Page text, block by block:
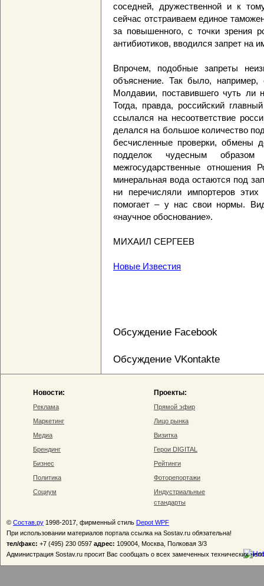
соседней, дружественной и к
сейчас отстраиваем единое
за повышенного, с точки зрения
антибиотиков, вводился запрет на
Впрочем, подобные запреты
объяснение. Так было,
Молдавии, поставившего чуть ли
Тогда, правда, российский
ссылался на несоответствие
делался на большое количество
бесчисленные проверки, обмены
подделок чудесным
межгосударственные
минеральная вода остаются под
ни перечисляли импортеров
помогает – у нас свои нормы.
«научное обоснование».
МИХАИЛ СЕРГЕЕВ
Новые Известия
Обсуждение Facebook
Обсуждение VKontakte
Новости:
Реклама
Маркетинг
Медиа
Брендинг
Бизнес
Политика
Социум
Проекты:
Прямой эфир
Лицо рынка
Визитка
Герои DIGITAL
Рейтинги
Фоторепортажи
Индустриальные
стандарты
© Состав.ру 1998-2017, фирменный стиль Depot WPF
При использовании материалов портала ссылка на Sostav.ru обязательна!
тел/факс: +7 (495) 230 0597 адрес: 109004, Москва, Полковая 3/3
Администрация Sostav.ru просит Вас сообщать о всех замеченных технических